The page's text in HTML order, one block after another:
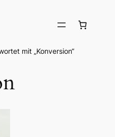
mit „Konversion“